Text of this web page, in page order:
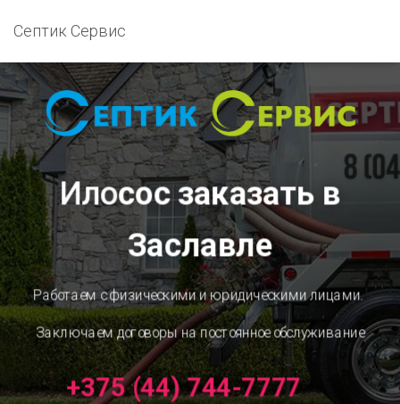
Септик Сервис
Илосос заказать в
Заславле
Работаем с физическими и юридическими лицами.
Заключаем договоры на постоянное обслуживание
+375 (44) 744-7777